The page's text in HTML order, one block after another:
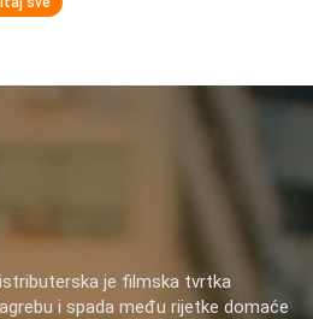
je filmska tvrtka
i spada među rijetke domaće